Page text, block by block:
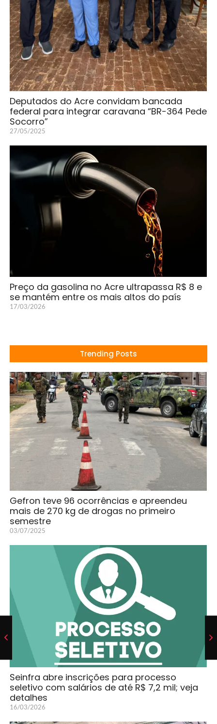
Deputados do Acre convidam bancada
federal para integrar caravana “BR-364 Pede
Socorro”
27/05/2025
Preço da gasolina no Acre ultrapassa R$ 8 e
se mantém entre os mais altos do país
17/03/2026
Trending Posts
Gefron teve 96 ocorrências e apreendeu
mais de 270 kg de drogas no primeiro
semestre
03/07/2025
Seinfra abre inscrições para processo
seletivo com salários de até R$ 7,2 mil; veja
detalhes
16/03/2026